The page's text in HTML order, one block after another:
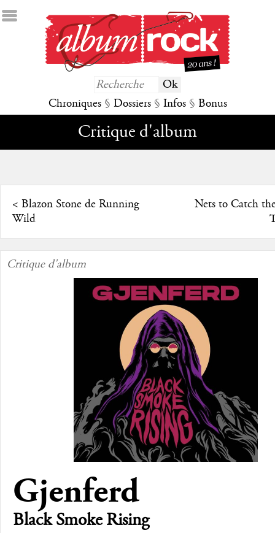
Chroniques § Dossiers § Infos § Bonus
Critique d'album
< Blazon Stone de Running
Wild
Nets to Catch
Critique d'album
Gjenferd
Black Smoke Rising